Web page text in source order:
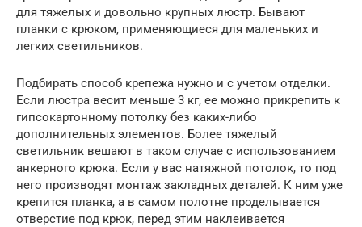
для тяжелых и довольно крупных люстр. Бывают
планки с крюком, применяющиеся для маленьких и
легких светильников.
Подбирать способ крепежа нужно и с учетом отделки.
Если люстра весит меньше 3 кг, ее можно прикрепить к
гипсокартонному потолку без каких-либо
дополнительных элементов. Более тяжелый
светильник вешают в таком случае с использованием
анкерного крюка. Если у вас натяжной потолок, то под
него производят монтаж закладных деталей. К ним уже
крепится планка, а в самом полотне проделывается
отверстие под крюк, перед этим наклеивается